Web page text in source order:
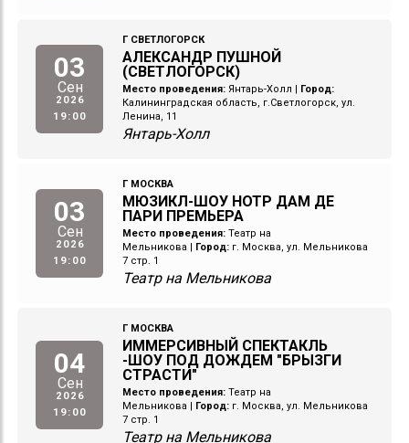
03
Сен
2026
19:00
Г СВЕТЛОГОРСК
АЛЕКСАНДР ПУШНОЙ
(СВЕТЛОГОРСК)
Место проведения: Янтарь-Холл
Город:
Калининградская область, г.Светлогорск, ул.
Ленина, 11
Янтарь-Холл
03
Сен
2026
19:00
Г МОСКВА
МЮЗИКЛ-ШОУ НОТР ДАМ ДЕ
ПАРИ ПРЕМЬЕРА
Место проведения: Театр на
Мельникова
Город: г. Москва, ул. Мельникова
7 стр. 1
Театр на Мельникова
04
Сен
2026
19:00
Г МОСКВА
ИММЕРСИВНЫЙ СПЕКТАКЛЬ
-ШОУ ПОД ДОЖДЕМ "БРЫЗГИ
СТРАСТИ"
Место проведения: Театр на
Мельникова
Город: г. Москва, ул. Мельникова
7 стр. 1
Театр на Мельникова